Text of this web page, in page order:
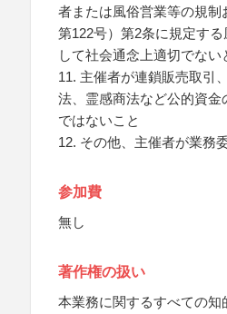
者または風俗営業等の規
第122号）第2条に規定す
して社会通念上適切でな
11. 主催者が連鎖販売取引
法、霊感商法など公的資
ではないこと
12. その他、主催者が業務
参加費
無し
著作権の扱い
本業務に関するすべての